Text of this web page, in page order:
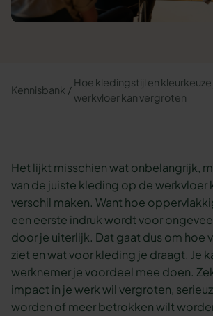
Kennisbank
Hoe kledingstijl en
werkvloer kan vergroten
Het lijkt misschien wat onbelangrijk,
van de juiste kleding op de werkvloer
verschil maken. Want hoe
een eerste indruk wordt voor
door je uiterlijk. Dat gaat dus om hoe
ziet en wat voor kleding je draagt. Je
werknemer je voordeel mee doen.
impact in je werk wil vergroten,
worden of meer betrokken wilt